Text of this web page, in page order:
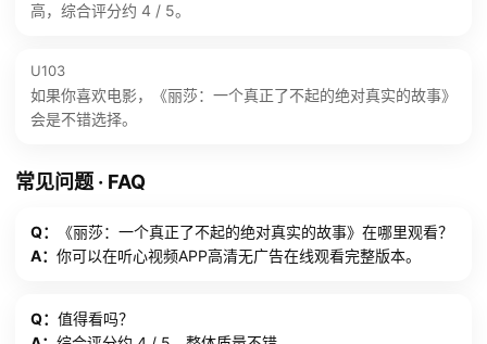
高，综合评分约 4 / 5。
U103
如果你喜欢电影，《丽莎：一个真正了不起的绝对真实的故事》
会是不错选择。
常见问题 · FAQ
Q：
《丽莎：一个真正了不起的绝对真实的故事》在哪里观看？
A： 你可以在听心视频APP高清无广告在线观看完整版本。
Q： 值得看吗？